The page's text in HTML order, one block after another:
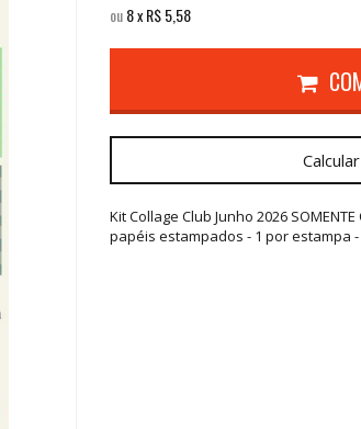
ou8x R$5,58
Kit Collage Club Junho 2026 SOMENTE
papéis estampados - 1 por estampa -